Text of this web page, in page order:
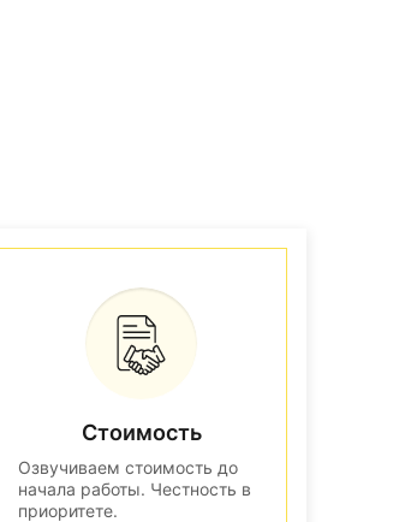
Стоимость
Озвучиваем стоимость до
начала работы. Честность в
приоритете.